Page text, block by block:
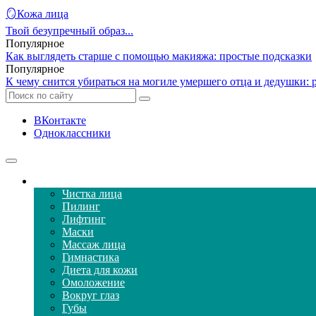
🪞Кожа лица
Твой безупречный образ...
Популярное
Как выглядеть старше с помощью макияжа: простые подсказки
Популярное
К чему снится убираться на могиле умершего отца и дедушки:
ВКонтакте
Одноклассники
Чистка лица
Пилинг
Лифтинг
Маски
Массаж лица
Гимнастика
Диета для кожи
Омоложение
Вокруг глаз
Губы